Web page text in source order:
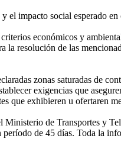
impacto social esperado
económicos y
resolución de las
zonas saturadas de
exigencias que
que exhibieren u ofertaren
de Transportes y
de 45 días. Toda la